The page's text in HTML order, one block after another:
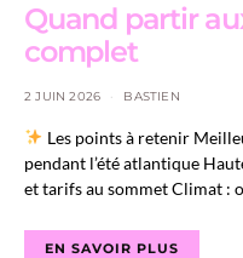
Quand partir
complet
2 JUIN 2026 BASTIEN
Les points à retenir
pendant l’été atlantique
et tarifs au sommet Climat :
EN SAVOIR PLUS